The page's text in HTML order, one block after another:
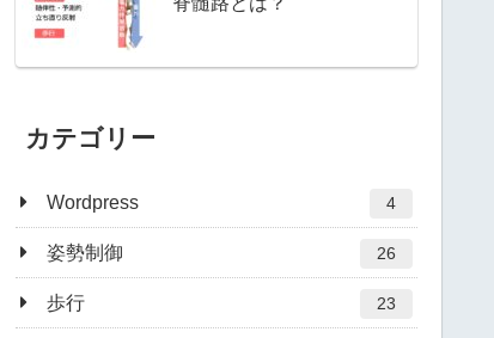
カテゴリー
Wordpress 4
姿勢制御 26
歩行 23